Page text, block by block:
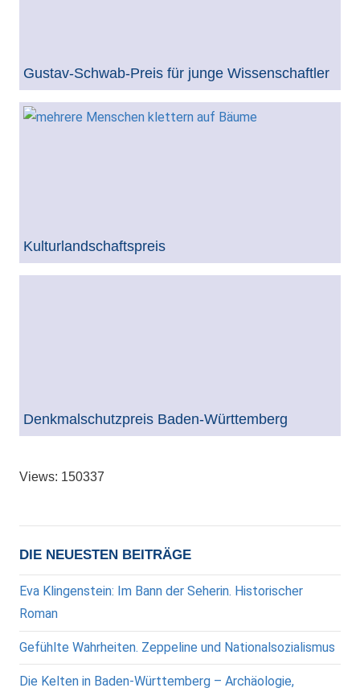
Gustav-Schwab-Preis für junge Wissenschaftler
Kulturlandschaftspreis
Denkmalschutzpreis Baden-Württemberg
Views: 150337
DIE NEUESTEN BEITRÄGE
Eva Klingenstein: Im Bann der Seherin. Historischer
Roman
Gefühlte Wahrheiten. Zeppeline und Nationalsozialismus
Die Kelten in Baden-Württemberg – Archäologie,